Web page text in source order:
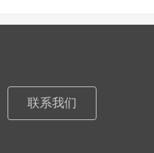
联系我们